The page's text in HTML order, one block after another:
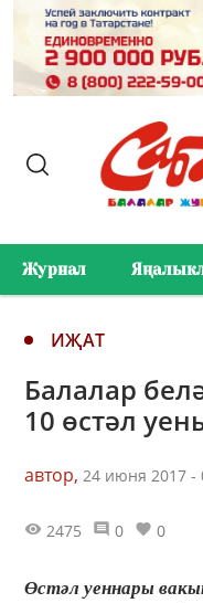
Журнал
ИҖАТ
Балалар
10 өстәл
автор, 24 июня 2017 -
2475 0 0
Өстәл уеннары